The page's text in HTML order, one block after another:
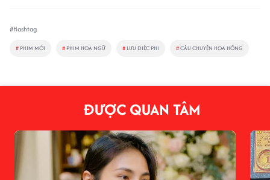
#Hashtag
# PHIM MỚI # PHIM HOA NGỮ # LƯU DIỆC PHI #CÂU CHUYỆN HOA HỒNG
ĐƯỢC QUAN TÂM